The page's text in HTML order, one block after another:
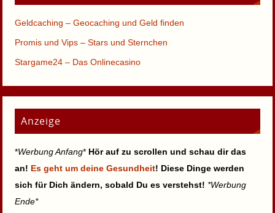
Geldcaching – Geocaching und Geld finden
Promis und Vips – Stars und Sternchen
Stargame24 – Das Onlinecasino
Anzeige
*Werbung Anfang* Hör auf zu scrollen und schau dir das
an! Es geht um deine Gesundheit! Diese Dinge werden
sich für Dich ändern, sobald Du es verstehst! *Werbung
Ende*